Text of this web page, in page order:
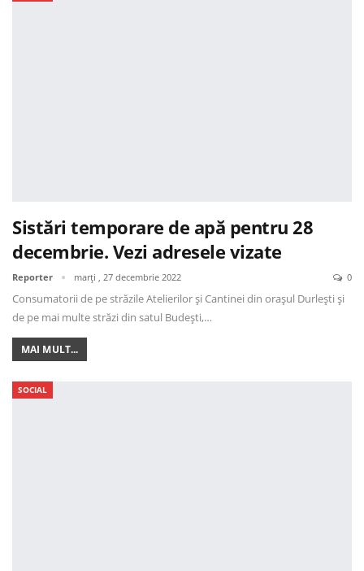
Sistări temporare de apă pentru 28
decembrie. Vezi adresele vizate
Reporter marți , 27 decembrie 2022 0
Consumatorii de pe străzile Atelierilor și Cantinei din orașul Durlești și
de pe mai multe străzi din satul Budeşti,…
MAI MULT...
SOCIAL